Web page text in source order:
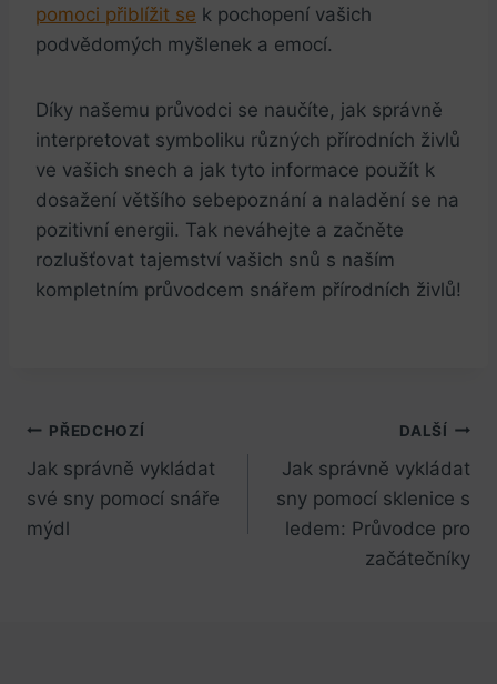
pomoci přiblížit se k pochopení vašich
podvědomých myšlenek a emocí.
Díky našemu průvodci se naučíte, jak správně
interpretovat symboliku různých přírodních živlů
ve vašich snech a jak tyto informace použít k
dosažení většího sebepoznání a naladění se na
pozitivní energii. Tak neváhejte a začněte
rozlušťovat tajemství vašich snů s naším
kompletním průvodcem snářem přírodních živlů!
Navigace
pro
příspěvek
PŘEDCHOZÍ
Jak správně vykládat
své sny pomocí snáře
mýdl
DALŠÍ
Jak správně vykládat
sny pomocí sklenice s
ledem: Průvodce pro
začátečníky